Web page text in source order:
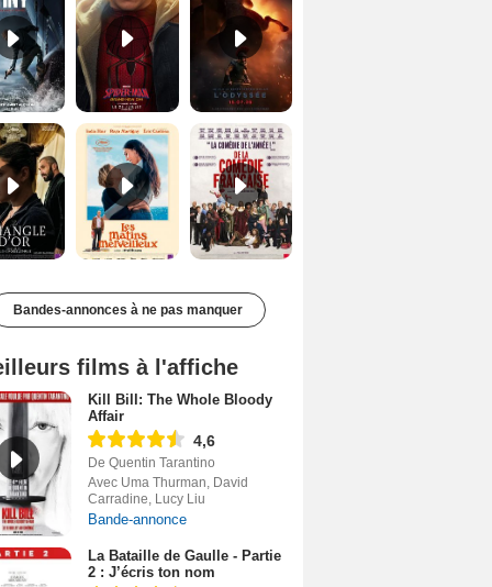
Le Triangle d'or Bande-annonce VF De la Comédie-Française Teaser VF
Bandes-annonces à ne pas manquer
films à l'affiche
Kill Bill: The Whole Bloody
Affair
4,6
De Quentin Tarantino
Avec Uma Thurman, David
Carradine, Lucy Liu
Bande-annonce
La Bataille de Gaulle - Partie
2 : J’écris ton nom